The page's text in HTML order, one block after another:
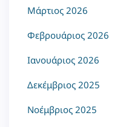
Μάρτιος 2026
Φεβρουάριος 2026
Ιανουάριος 2026
Δεκέμβριος 2025
Νοέμβριος 2025